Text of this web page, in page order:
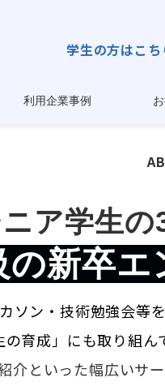
学生の方はこち
利用企業事例
ア学生
の新卒
ソン・技術勉強会等
の育成」にも取り組
介といった幅広いサ